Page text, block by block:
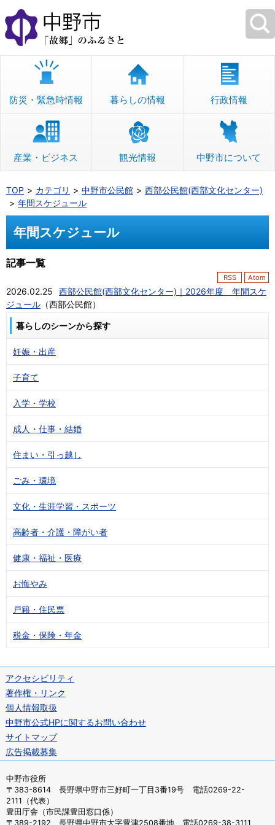
本
文
へ
移
防災・緊急時情報 暮らしの情報 行政情報
産業・ビジネス 観光情報 中野市について
TOP カテゴリ 中野市公民館
西部公民館(西部文化センター)
年間スケジュール
年間スケジュール
記事一覧
RSS Atom
2026.02.25
西部公民館(西部文化センター)｜2026年度 年間スケ
ジュール （西部公民館）
暮らしのシーンから探す
妊娠・出産
子育て
入学・学校
成人・仕事・結婚
住まい・引っ越し
ごみ・環境
文化・生涯学習・スポーツ
高齢者・介護・障がい者
健康・福祉・医療
お悔やみ
戸籍・住民票
税金・保険・年金
アクセシビリティ
著作権・リンク
個人情報取扱
中野市公式HPに関するお問い合わせ
サイトマップ
広告掲載募集
中野市役所
〒383-8614 長野県中野市三好町一丁目3番19号 電話0269-22-
2111（代表）
豊田庁舎（市民課豊田窓口係）
〒389-2192 長野県中野市大字豊津2508番地 電話0269-38-3111